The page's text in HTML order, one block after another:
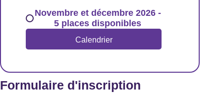
Novembre et décembre 2026 -
5 places disponibles
Calendrier
Formulaire d'inscription